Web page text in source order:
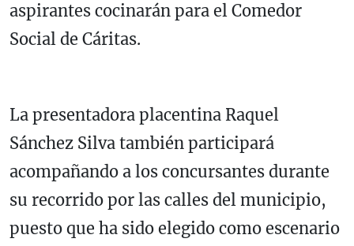
aspirantes cocinarán para el Comedor
Social de Cáritas.
La presentadora placentina Raquel
Sánchez Silva también participará
acompañando a los concursantes durante
su recorrido por las calles del municipio,
puesto que ha sido elegido como escenario